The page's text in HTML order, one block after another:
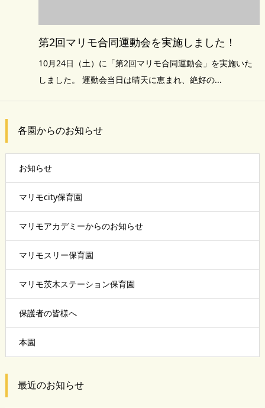
第2回マリモ合同運動会を実施しました！
10月24日（土）に「第2回マリモ合同運動会」を実施いた
しました。 運動会当日は晴天に恵まれ、絶好の...
各園からのお知らせ
お知らせ
マリモcity保育園
マリモアカデミーからのお知らせ
マリモスリー保育園
マリモ茨木ステーション保育園
保護者の皆様へ
本園
最近のお知らせ